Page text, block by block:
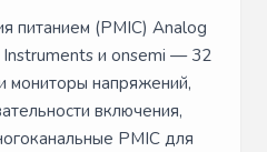
питанием (PMIC) Analog
Instruments и onsemi — 32
мониторы напряжений,
включения,
PMIC для